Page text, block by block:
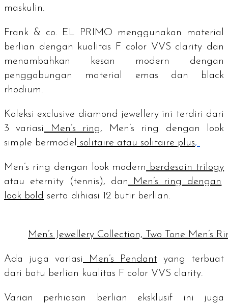
maskulin.
Frank & co. EL PRIMO menggunakan material
berlian dengan kualitas F color VVS clarity dan
menambahkan kesan modern dengan
penggabungan material emas dan black
rhodium.
Koleksi exclusive diamond jewellery ini terdiri dari
3 variasi
Men’s ring, Men’s ring dengan look
simple bermodel solitaire atau solitaire plus,
Men’s ring dengan look modern berdesain trilogy
atau eternity(tennis ), dan Men’s ring
dengan
look bold serta dihiasi 12 butir berlian.
Men’s Jewellery Collection, Two Tone Men’s
Ada juga variasi Men’s Pendant yang terbuat
dari batu berlian kualitas F color VVS clarity.
Varian perhiasan berlian eksklusif ini juga